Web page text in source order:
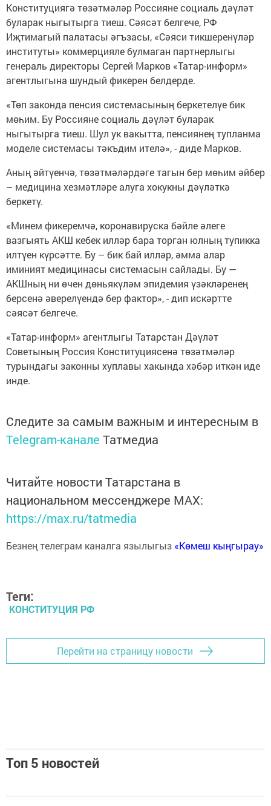
Конституциягә төзәтмәләр Россияне социаль дәүләт
буларак ныгытырга тиеш. Сәясәт белгече, РФ
Иҗтимагый палатасы әгъзасы, «Сәяси тикшеренүләр
институты» коммерцияле булмаган партнерлыгы
генераль директоры Сергей Марков «Татар-информ»
агентлыгына шундый фикерен белдерде.
«Төп законда пенсия системасының беркетелүе бик
мөһим. Бу Россияне социаль дәүләт буларак
ныгытырга тиеш. Шул ук вакытта, пенсиянең тупланма
моделе системасы тәкъдим ителә», - диде Марков.
Аның әйтүенчә, төзәтмәләрдәге тагын бер мөһим әйбер
– медицина хезмәтләре алуга хокукны дәүләткә
беркетү.
«Минем фикеремчә, коронавируска бәйле әлеге
вазгыять АКШ кебек илләр бара торган юлның тупикка
илтүен күрсәтте. Бу – бик бай илләр, әмма алар
иминият медицинасы системасын сайлады. Бу —
АКШның ни өчен дөньякүләм эпидемия үзәкләренең
берсенә әверелүендә бер фактор», - дип искәртте
сәясәт белгече.
«Татар-информ» агентлыгы Татарстан Дәүләт
Советының Россия Конституциясенә төзәтмәләр
турындагы законны хуплавы хакында хәбәр иткән иде
инде.
Следите за самым важным и интересным в
Telegram-канале Татмедиа
Читайте новости Татарстана в
национальном мессенджере MАХ:
https://max.ru/tatmedia
Безнең телеграм каналга язылыгыз «Көмеш кыңгырау»
Теги:
КОНСТИТУЦИЯ РФ
Перейти на страницу новости
Топ 5 новостей